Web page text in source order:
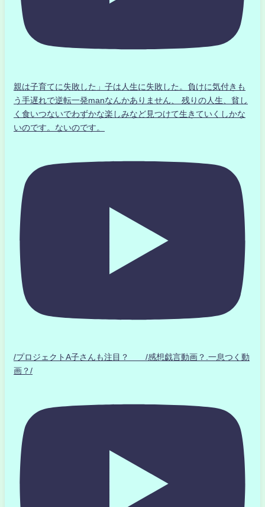
親は子育てに失敗した」子は人生に失敗した。負けに気付きも
う手遅れで逆転一発manなんかありません、 残りの人生、貧し
く食いつないでわずかな楽しみなど見つけて生きていくしかな
いのです。ないのです。
/プロジェクトA子さんも注目？ /感想戯言動画？.一息つく動
画？/